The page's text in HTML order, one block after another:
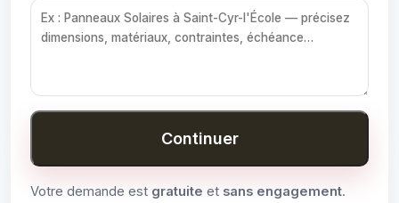
Continuer
Votre demande est gratuite et sans engagement.